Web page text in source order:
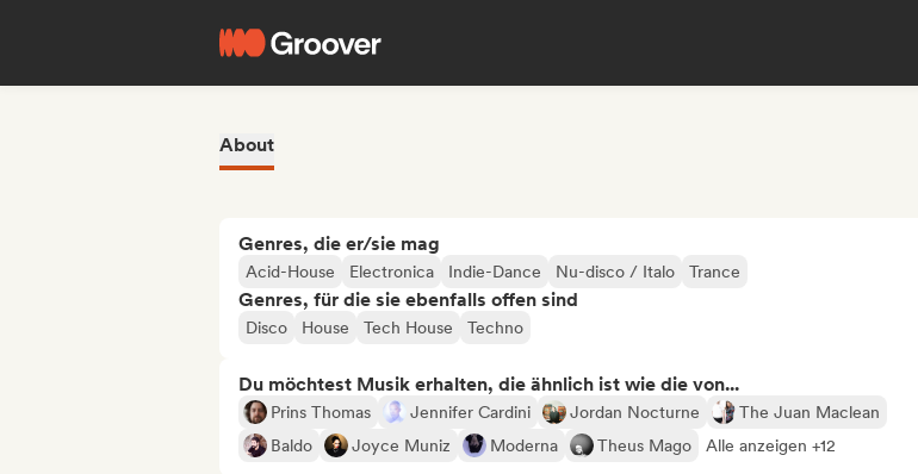
About
Genres, die er/sie mag
Acid-House Electronica Indie-Dance Nu-disco / Italo Trance
Genres, für die sie ebenfalls offen sind
Disco House Tech House Techno
Du möchtest Musik erhalten, die ähnlich ist wie die von...
Prins Thomas Jennifer Cardini Jordan Nocturne
The Juan Maclean
Baldo
Joyce Muniz Moderna Theus Mago Alle anzeigen +12